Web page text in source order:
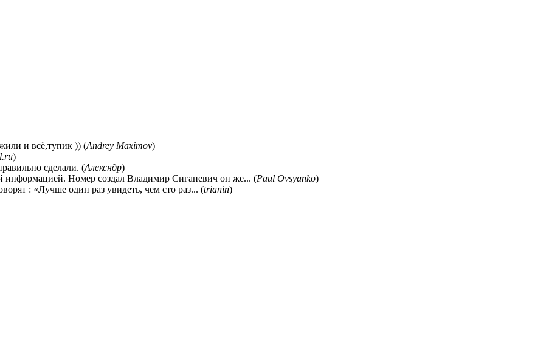
и всё,тупик )) (Andrey Maximov)
)
сделали. (Алексндр)
информацией. Номер создал Владимир Сиганевич он же... (Paul Ovsyanko)
: «Лучше один раз увидеть, чем сто раз... (trianin)